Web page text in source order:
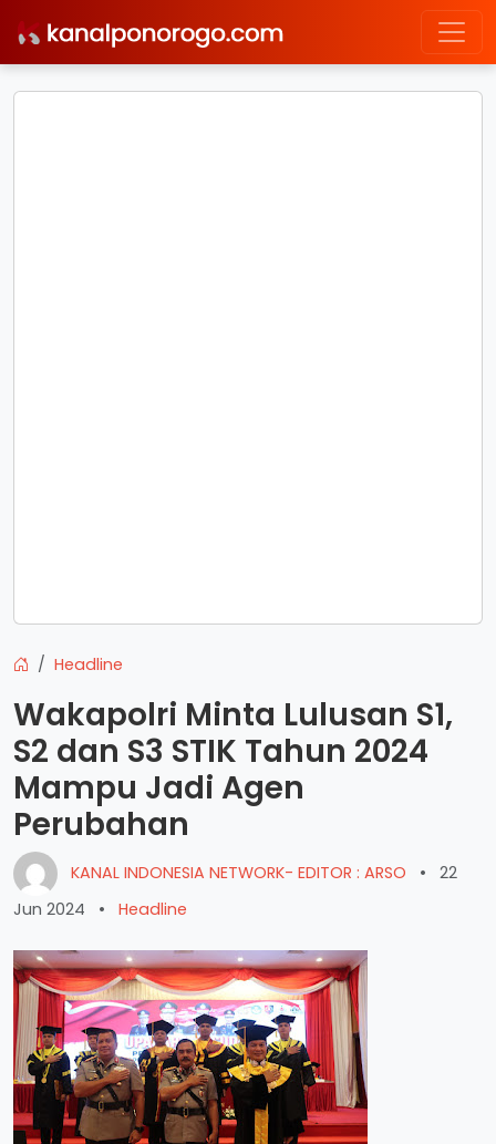
Headline
Wakapolri Minta Lulusan S1,
S2 dan S3 STIK Tahun 2024
Mampu Jadi Agen
Perubahan
KANAL INDONESIA NETWORK- EDITOR : ARSO •
22
Jun 2024
• Headline